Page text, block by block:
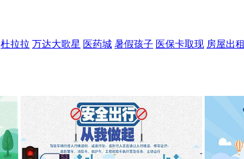
杜拉拉 万达大歌星 医药城 暑假孩子 医保卡取现 房屋出租